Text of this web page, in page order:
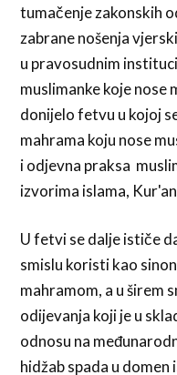
tumačenje zakonskih
zabrane nošenja
u pravosudnim
muslimanke koje nose
donijelo fetvu u kojoj
mahrama koju nose
i odjevna praksa
izvorima islama,
U fetvi se dalje ističe
smislu koristi kao
mahramom, a u širem
odijevanja koji je u
odnosu na
hidžab spada u